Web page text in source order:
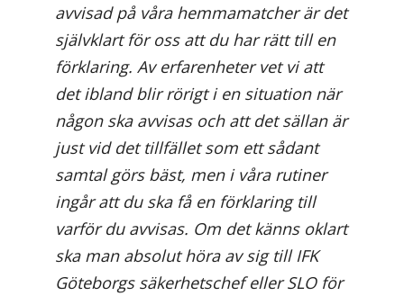
avvisad på våra hemmamatcher är det
självklart för oss att du har rätt till en
förklaring. Av erfarenheter vet vi att
det ibland blir rörigt i en situation när
någon ska avvisas och att det sällan är
just vid det tillfället som ett sådant
samtal görs bäst, men i våra rutiner
ingår att du ska få en förklaring till
varför du avvisas. Om det känns oklart
ska man absolut höra av sig till IFK
Göteborgs säkerhetschef eller SLO för